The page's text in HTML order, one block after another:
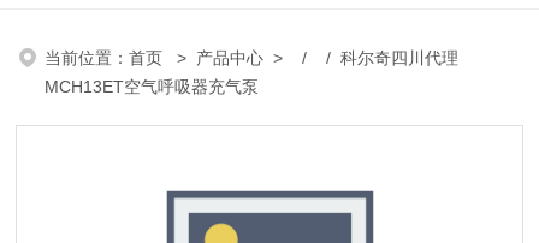
当前位置：首页 > 产品中心 > / / 科尔奇四川代理
MCH13ET空气呼吸器充气泵